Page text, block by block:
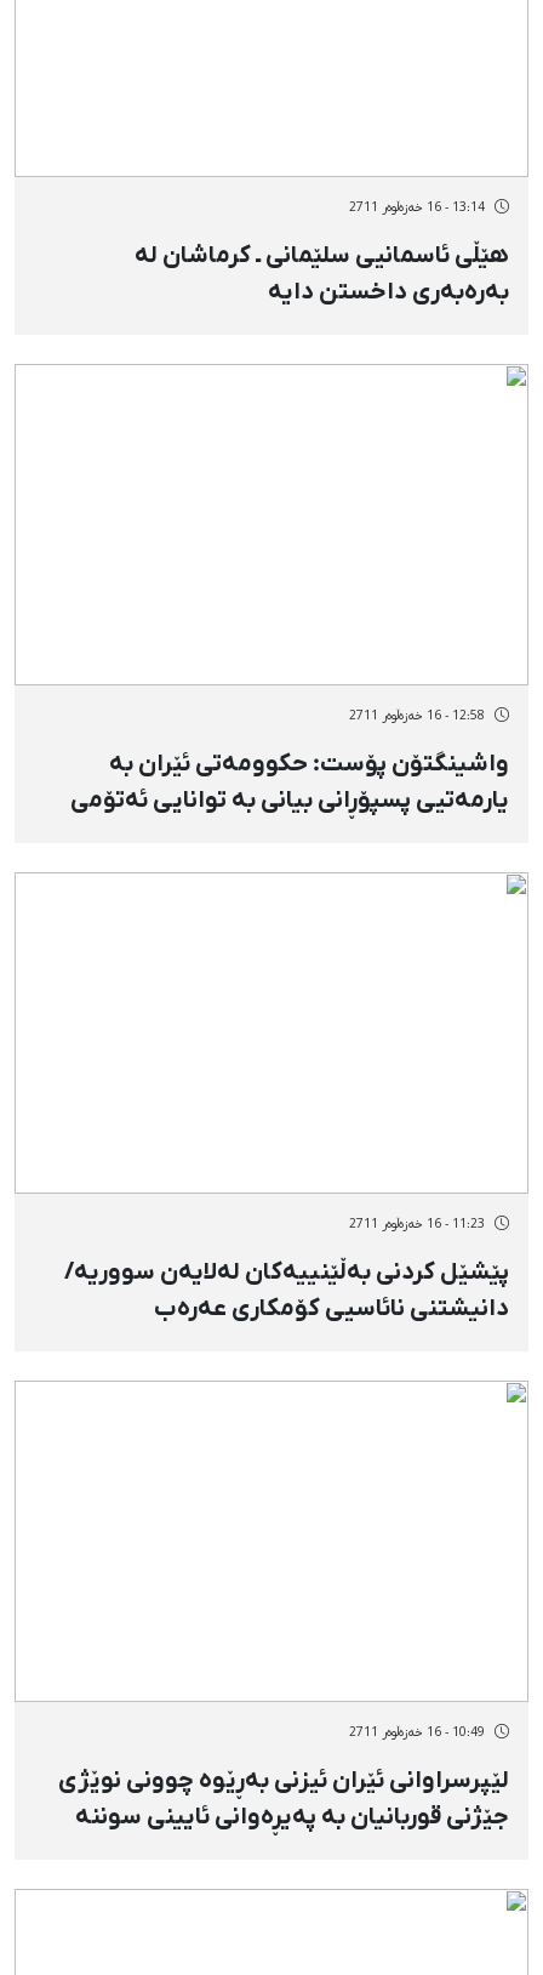
13:14 - 16 خەزەڵوەر 2711
هێڵی ئاسمانیی سلێمانی ـ كرماشان لە
بەرەبەری داخستن دایە
12:58 - 16 خەزەڵوەر 2711
واشینگتۆن پۆست: حكوومەتی ئێران بە
یارمەتیی پسپۆڕانی بیانی بە توانایی ئەتۆمی
11:23 - 16 خەزەڵوەر 2711
پێشێل كردنی بەڵێنییەكان لەلایەن سووریە/
دانیشتنی نائاسیی كۆمكاری عەرەب
10:49 - 16 خەزەڵوەر 2711
لێپرسراوانی ئێران ئیزنی بەڕێوە چوونی نوێژی
جێژنی قوربانیان بە پەیڕەوانی ئایینی سوننە